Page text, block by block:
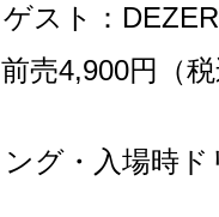
ゲスト：
売4,900円（
グ・入場時ド